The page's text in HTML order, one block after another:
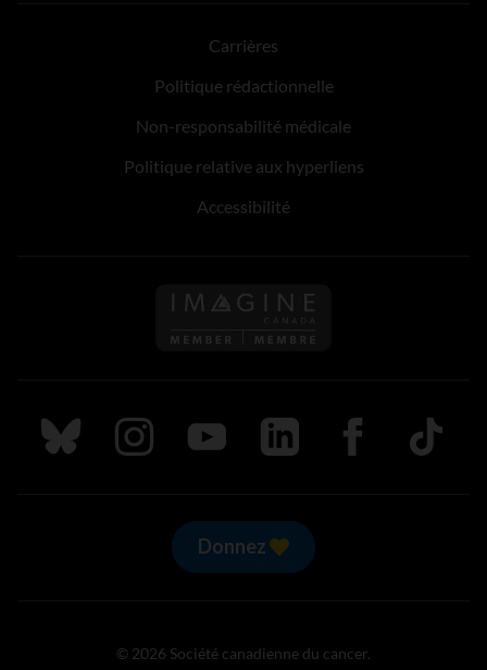
Carrières
Politique rédactionnelle
Non-responsabilité médicale
Politique relative aux hyperliens
Accessibilité
Suivez nous sur Bluesky
Suivez nous sur Instagram
Suivez nous sur Youtube
Suivez nous sur LinkedIn
Suivez nous sur
TikTok
Donnez
© 2026 Société canadienne du cancer.